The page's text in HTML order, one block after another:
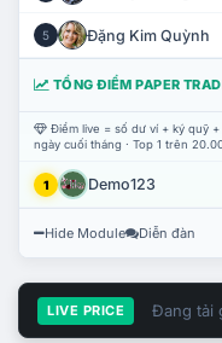
5 Đặng Kim Quỳnh
TỔNG ĐIỂM PAPER
Điểm live = số dư ví + ký quỹ +
ngày cuối tháng · Top 1 trên
1 Demo123
Hide Module Diễn đàn
LIVE PRICE Đang tải